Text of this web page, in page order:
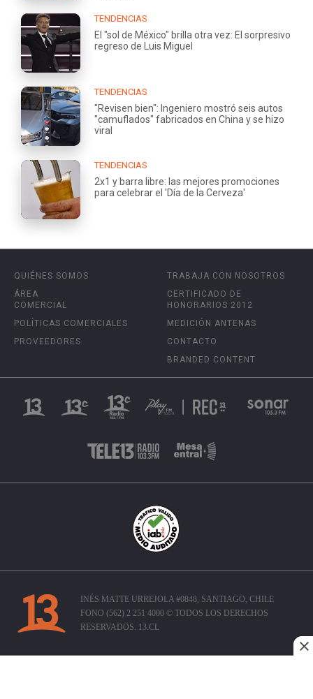
TENDENCIAS
El "sol de México" brilla otra vez: El sorpresivo
regreso de Luis Miguel
TENDENCIAS
"Revisen bien": Ingeniero mostró seis autos
"camuflados" fabricados en China y se hizo
viral
TENDENCIAS
2x1 y barra libre: las mejores promociones
para celebrar el 'Día de la Cerveza'
QUIÉNES SOMOS
ÁREA
COMERCIAL
POLÍTICAS COMERCIALES
PROVEEDORES
TRABAJA CON NOSOTROS
CERTIFICADO DE
HONORARIOS 2012
MEDICIÓN ANTENAS
CONTACTO
BRANDED CONTENT
INÉS MATTE URREJOLA #0848, SANTIAGO, CHILE
FONO (562) 2 251 4000 © TODOS LOS DERECHOS
RESERVADOS. 13.CL